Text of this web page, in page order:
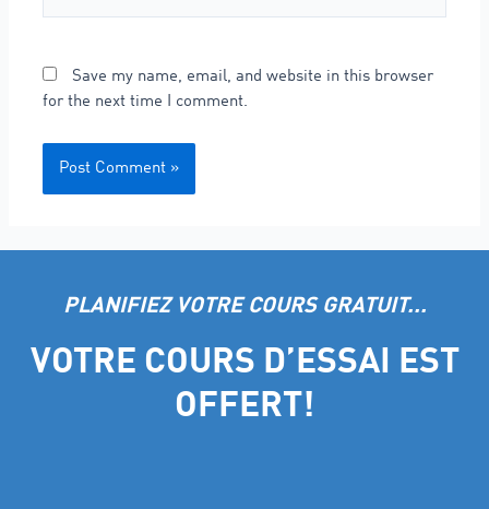
Save my name, email, and website in this browser
for the next time I comment.
PLANIFIEZ VOTRE COURS GRATUIT...
VOTRE COURS D’ESSAI EST
OFFERT!